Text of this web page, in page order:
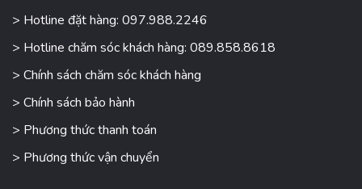
> Hotline đặt hàng: 097.988.2246
> Hotline chăm sóc khách hàng: 089.858.8618
> Chính sách chăm sóc khách hàng
> Chính sách bảo hành
> Phương thức thanh toán
> Phương thức vận chuyển